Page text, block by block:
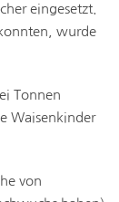
eingesetzt.
wurde
Tonnen
Waisenkinder
von